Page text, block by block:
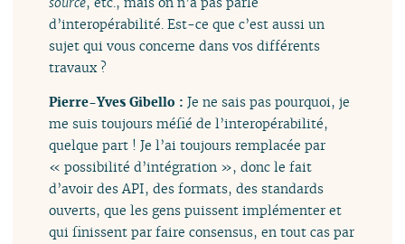
d’interopérabilité. Est-ce que c’est aussi un
sujet qui vous concerne dans vos différents
travaux ?
Pierre-Yves Gibello :Je ne sais pas pourquoi, je
me suis toujours méfié de l’interopérabilité,
quelque part ! Je l’ai toujours remplacée par
« possibilité d’intégration », donc le fait
d’avoir des API, des formats, des standards
ouverts, que les gens puissent implémenter et
qui finissent par faire consensus, en tout cas par